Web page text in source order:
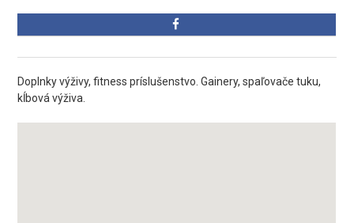
Doplnky výživy, fitness príslušenstvo. Gainery, spaľovače tuku,
kĺbová výživa.